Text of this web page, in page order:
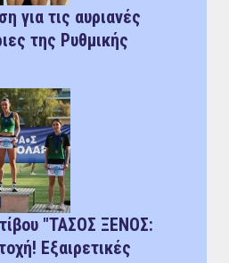
για τις αυριανές
της Ρυθμικής
"ΤΑΣΟΣ ΞΕΝΟΣ:
Εξαιρετικές